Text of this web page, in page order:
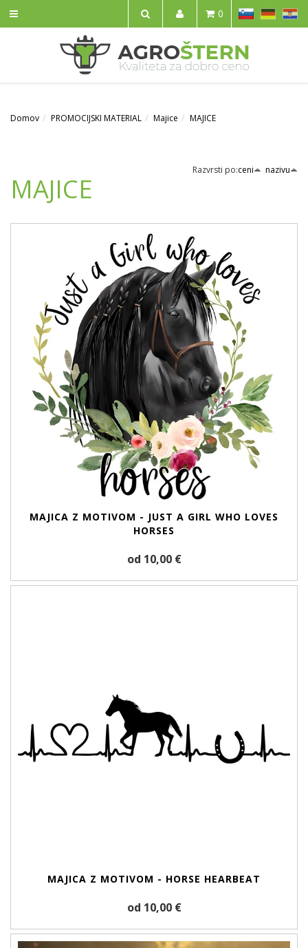
IŠČI
SL HR
0
Domov PROMOCIJSKI MATERIAL Majice MAJICE
Razvrsti po:ceni nazivu
MAJICE
MAJICA Z MOTIVOM - JUST A GIRL WHO LOVES
HORSES
od 10,00 €
MAJICA Z MOTIVOM - HORSE HEARBEAT
od 10,00 €